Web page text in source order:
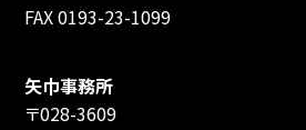
FAX 0193-23-1099
矢巾事務所
〒028-3609